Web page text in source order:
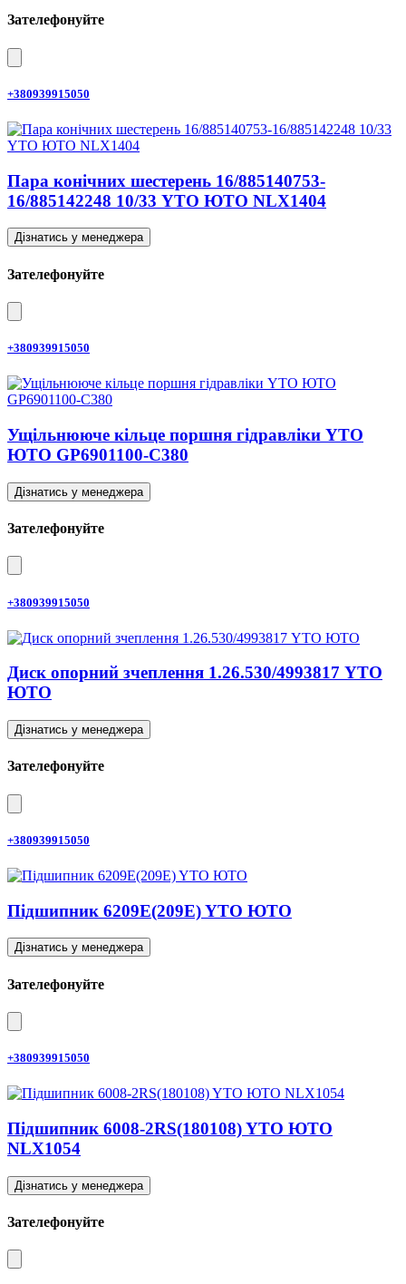
Зателефонуйте
+380939915050
Пара конічних шестерень 16/885140753-
16/885142248 10/33 YTO ЮТО NLX1404
Дізнатись у менеджера
Зателефонуйте
+380939915050
Ущільнююче кільце поршня гідравліки YTO
ЮТО GP6901100-C380
Дізнатись у менеджера
Зателефонуйте
+380939915050
Диск опорний зчеплення 1.26.530/4993817 YTO
ЮТО
Дізнатись у менеджера
Зателефонуйте
+380939915050
Підшипник 6209E(209E) YTO ЮТО
Дізнатись у менеджера
Зателефонуйте
+380939915050
Підшипник 6008-2RS(180108) YTO ЮТО
NLX1054
Дізнатись у менеджера
Зателефонуйте